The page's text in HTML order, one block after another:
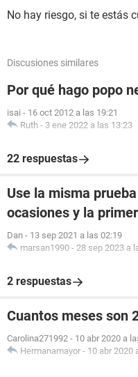
No hay riesgo, si te estás
Discusiones similares
Por qué hago popo
isai - 16 oct 2012 a las 19:21
Ruth - 3 ene 2022 a las 13:23
22 respuestas
Use la misma
ocasiones y la
Dan - 13 sep 2021 a las 02:19
marsan1990 - 28 sep 2023 a
2 respuestas
Cuantos meses son
Carolina271992 - 10 abr 2020 a
Hermanamayor - 10 abr 2020